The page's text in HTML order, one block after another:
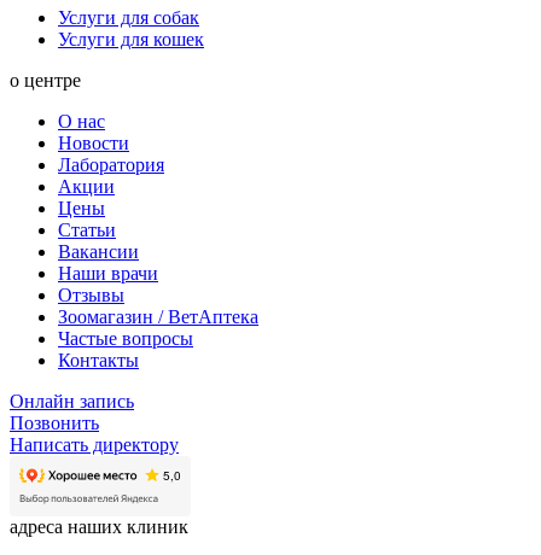
Услуги для собак
Услуги для кошек
о центре
О нас
Новости
Лаборатория
Акции
Цены
Статьи
Вакансии
Наши врачи
Отзывы
Зоомагазин / ВетАптека
Частые вопросы
Контакты
Онлайн запись
Позвонить
Написать директору
адреса наших клиник